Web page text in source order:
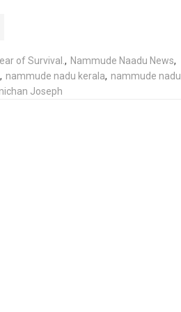
of Survival. , Nammude Naadu News,
, nammude nadu kerala, nammude nadu
Joseph